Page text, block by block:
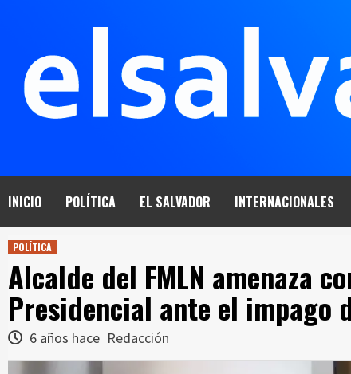
INICIO POLÍTICA EL SALVADOR INTERNACIONALES
POLÍTICA
Alcalde del FMLN amenaza
Presidencial ante el impago
6 años hace Redacción